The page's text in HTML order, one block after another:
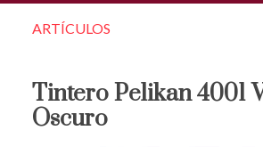
ARTÍCULOS
Tintero Pelikan 4001
Oscuro